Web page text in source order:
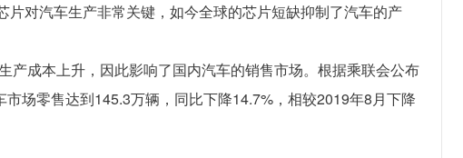
对汽车生产非常关键，如今全球的芯片短缺抑制了汽车的产
成本上升，因此影响了国内汽车的销售市场。根据乘联会公布
场零售达到145.3万辆，同比下降14.7%，相较2019年8月下降